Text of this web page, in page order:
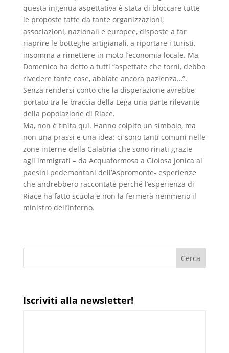
questa ingenua aspettativa è stata di bloccare tutte
le proposte fatte da tante organizzazioni,
associazioni, nazionali e europee, disposte a far
riaprire le botteghe artigianali, a riportare i turisti,
insomma a rimettere in moto l’economia locale. Ma,
Domenico ha detto a tutti “aspettate che torni, debbo
rivedere tante cose, abbiate ancora pazienza…”.
Senza rendersi conto che la disperazione avrebbe
portato tra le braccia della Lega una parte rilevante
della popolazione di Riace.
Ma, non è finita qui. Hanno colpito un simbolo, ma
non una prassi e una idea: ci sono tanti comuni nelle
zone interne della Calabria che sono rinati grazie
agli immigrati – da Acquaformosa a Gioiosa Jonica ai
paesini pedemontani dell’Aspromonte- esperienze
che andrebbero raccontate perché l’esperienza di
Riace ha fatto scuola e non la fermerà nemmeno il
ministro dell’Inferno.
Iscriviti alla newsletter!